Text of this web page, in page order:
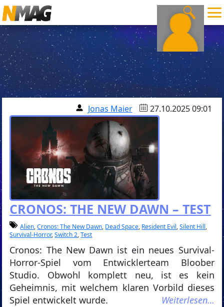
Jonas Maier 27.10.2025 09:01
CRONOS: THE NEW DAWN – TEST
Alien,Cronos: The New Dawn, Dead Space, Resident Evil,Silent Hill,
Survival-Horror,Switch 2,Test
Cronos: The New Dawn ist ein neues Survival-
Horror-Spiel vom Entwicklerteam Bloober
Studio. Obwohl komplett neu, ist es kein
Geheimnis, mit welchem klaren Vorbild dieses
Spiel entwickelt wurde.
Weiterlesen…